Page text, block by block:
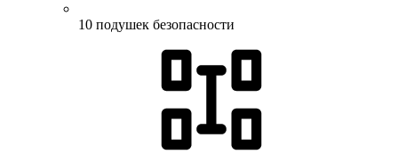
10 подушек безопасности